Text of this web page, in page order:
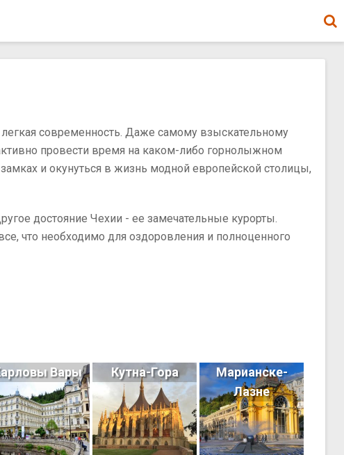
легкая современность. Даже самому взыскательному
провести время на каком-либо горнолыжном
и окунуться в жизнь модной европейской столицы,
достояние Чехии - ее замечательные курорты.
что необходимо для оздоровления и полноценного
Вары Кутна-Гора
Марианске-
Лазне